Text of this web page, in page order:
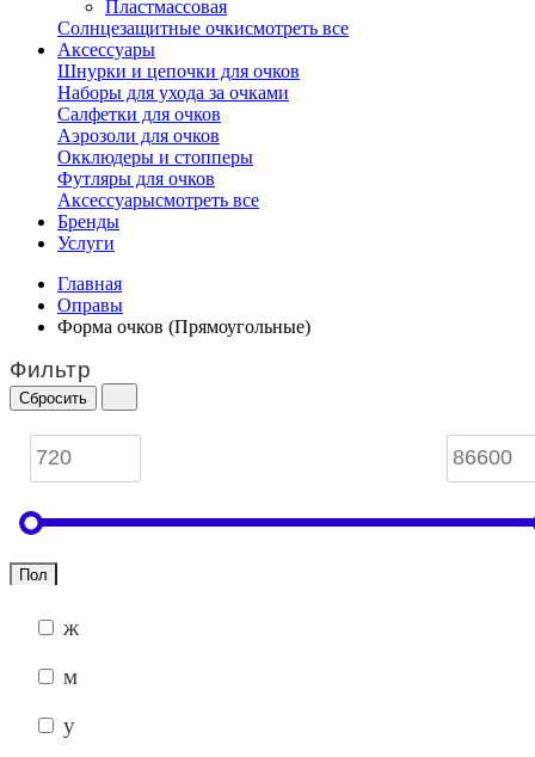
Пластмассовая
Солнцезащитные очкисмотреть все
Аксессуары
Шнурки и цепочки для очков
Наборы для ухода за очками
Салфетки для очков
Аэрозоли для очков
Окклюдеры и стопперы
Футляры для очков
Аксессуарысмотреть все
Бренды
Услуги
Главная
Оправы
Форма очков (Прямоугольные)
Фильтр
Пол
ж
м
у